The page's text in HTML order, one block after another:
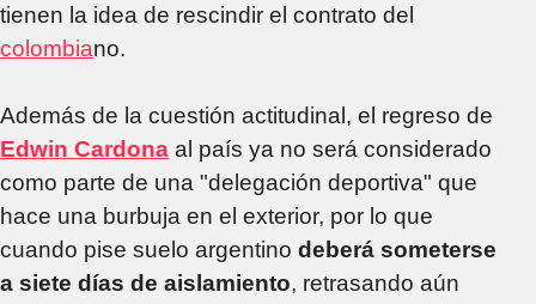
tienen la idea de rescindir el contrato del
colombiano.
Además de la cuestión actitudinal, el regreso de
Edwin Cardona al país ya no será considerado
como parte de una "delegación deportiva" que
hace una burbuja en el exterior, por lo que
cuando pise suelo argentino deberá someterse
a siete días de aislamiento, retrasando aún